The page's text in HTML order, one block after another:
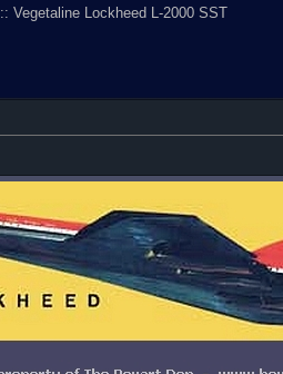
:: Vegetaline Lockheed L-2000 SST